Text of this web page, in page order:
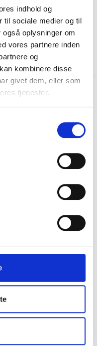
indhold og
til sociale medier og til
oplysninger om
vores partnere inden
og
kombinere disse
givet dem, eller som
tjenester.